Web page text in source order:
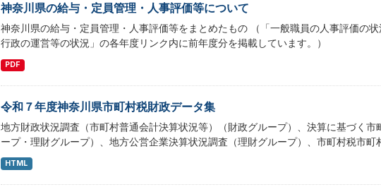
神奈川県の給与・定員管理・人事評価等について
神奈川県の給与・定員管理・人事評価等をまとめたもの （「一般職員の人事評価の
行政の運営等の状況」の各年度リンク内に前年度分を掲載しています。）
PDF
令和７年度神奈川県市町村税財政データ集
地方財政状況調査（市町村普通会計決算状況等）（財政グループ）、決算に基づく
ープ・理財グループ）、地方公営企業決算状況調査（理財グループ）、市町村税市
HTML